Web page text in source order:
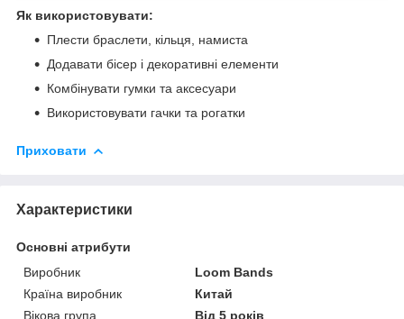
Як використовувати:
Плести браслети, кільця, намиста
Додавати бісер і декоративні елементи
Комбінувати гумки та аксесуари
Використовувати гачки та рогатки
Приховати
Характеристики
Основні атрибути
Виробник
Loom Bands
Країна виробник
Китай
Вікова група
Від 5 років